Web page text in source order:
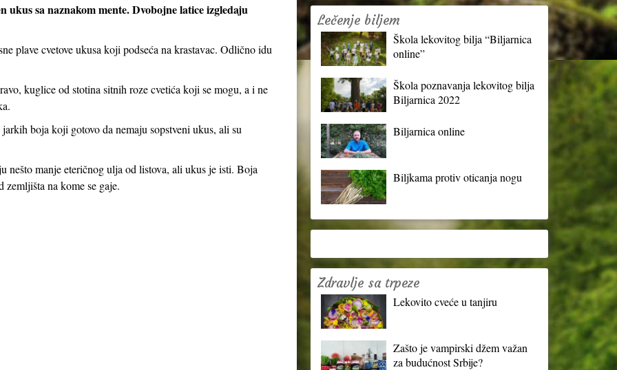
ukus sa naznakom mente. Dvobojne latice izgledaju
plave cvetove ukusa koji podseća na krastavac. Odlično idu
kuglice od stotina sitnih roze cvetića koji se mogu, a i ne
boja koji gotovo da nemaju sopstveni ukus, ali su
nešto manje eteričnog ulja od listova, ali ukus je isti. Boja
na kome se gaje.
Lečenje biljem
Škola lekovitog bilja “Biljarnica
online”
Škola poznavanja lekovitog bilja
Biljarnica 2022
Biljarnica online
Biljkama protiv oticanja nogu
Zdravlje sa trpeze
Lekovito cveće u tanjiru
Zašto je vampirski džem važan
za budućnost Srbije?